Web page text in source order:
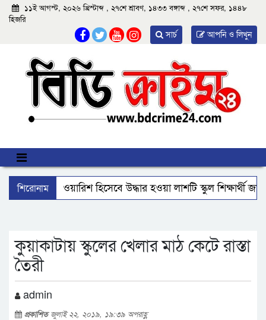
১১ই আগস্ট, ২০২৬ খ্রিস্টাব্দ , ২৭শে শ্রাবণ, ১৪৩৩ বঙ্গাব্দ , ২৭শে সফর, ১৪৪৮
হিজরি
আপনি ও লিখুন
সার্চ
শিরোনাম
আমতলীতে বেওয়ারিশ হিসেবে উদ্ধার হওয়া লাশটি স্কুল শিক্ষার্থী
কুয়াকাটায় স্কুলের খেলার মাঠ কেটে রাস্তা
তৈরী
admin
প্রকাশিতজুলাই ২২, ২০১৯, ১৯:৩৯ অপরাহ্ণ